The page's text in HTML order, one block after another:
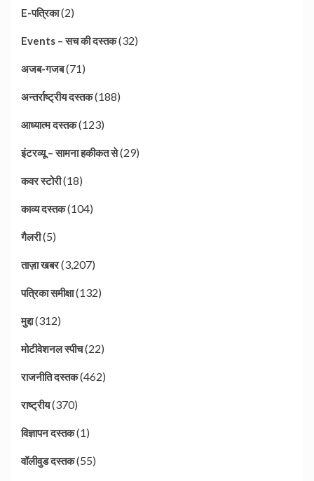
E-पत्रिका(2)
Events – सच की दस्तक(32)
अजब-गजब(71)
अन्तर्राष्ट्रीय दस्तक(188)
आध्यात्म दस्तक(123)
इंटरव्यू – सामना हकीकत से(29)
कवर स्टोरी(18)
काव्य दस्तक(104)
गैलरी(5)
ताज़ा खबर(3,207)
पत्रिका समीक्षा(132)
मुद्दा(312)
मोटीवेशनल स्पीच(22)
राजनीति दस्तक(462)
राष्ट्रीय(370)
विज्ञापन दस्तक(1)
वॉलीवुड दस्तक(55)